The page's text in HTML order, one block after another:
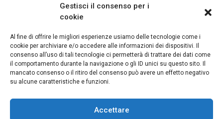
Gestisci il consenso per i
cookie
Al fine di offrire le migliori esperienze usiamo delle tecnologie come i
cookie per archiviare e/o accedere alle informazioni dei dispositivi. Il
consenso all’uso di tali tecnologie ci permetterà di trattare dei dati come
il comportamento durante la navigazione o gli ID unici su questo sito. Il
mancato consenso o il ritiro del consenso può avere un effetto negativo
su alcune caratteristiche e funzioni.
Accettare
2026© Winoa, tutti i diritti riservati.
Questo sito web è stato pensato e progettato in modo
ecosostenibile
Legals